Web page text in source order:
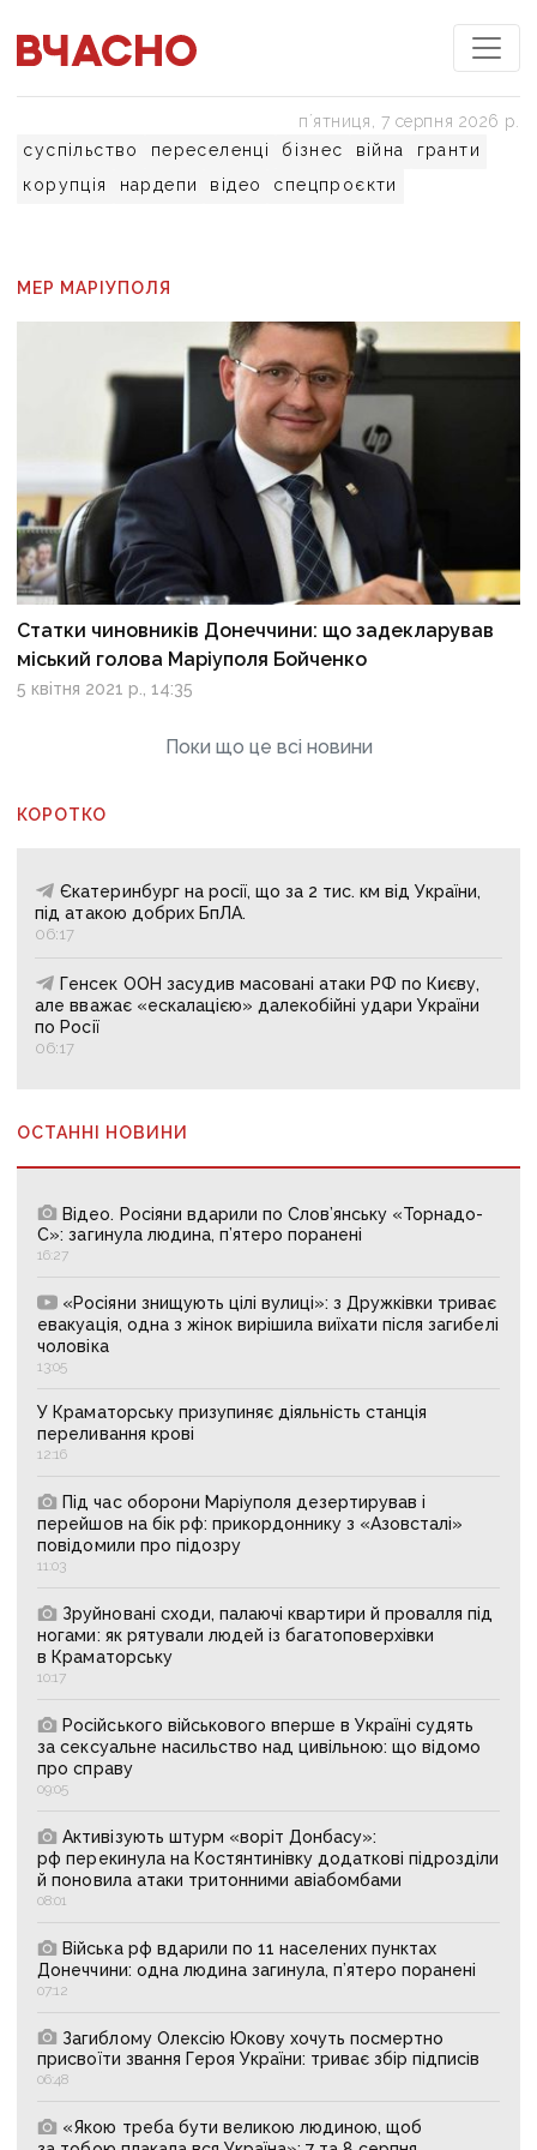
суспільство переселенці бізнес війна
гранти
корупція
нардепи відео спецпроєкти
пʼятниця, 7 серпня 2026 р.
МЕР МАРІУПОЛЯ
Статки чиновників Донеччини: що задекларував
міський голова Маріуполя Бойченко
5 квітня 2021 р., 14:35
Поки що це всі новини
КОРОТКО
Єкатеринбург на росії, що за 2 тис. км від України,
під атакою добрих БпЛА.
06:17
Генсек ООН засудив масовані атаки РФ по Києву,
але вважає «ескалацією» далекобійні удари України
по Росії
06:17
ОСТАННІ НОВИНИ
Відео. Росіяни вдарили по Слов’янську «Торнадо-
С»: загинула людина, п’ятеро поранені
16:27
«Росіяни знищують цілі вулиці»: з Дружківки триває
евакуація, одна з жінок вирішила виїхати після загибелі
чоловіка
13:05
У Краматорську призупиняє діяльність станція
переливання крові
12:16
Під час оборони Маріуполя дезертирував і
перейшов на бік рф: прикордоннику з «Азовсталі»
повідомили про підозру
11:03
Зруйновані сходи, палаючі квартири й провалля під
ногами: як рятували людей із багатоповерхівки
в Краматорську
10:17
Російського військового вперше в Україні судять
за сексуальне насильство над цивільною: що відомо
про справу
09:05
Активізують штурм «воріт Донбасу»:
рф перекинула на Костянтинівку додаткові підрозділи
й поновила атаки тритонними авіабомбами
08:01
Війська рф вдарили по 11 населених пунктах
Донеччини: одна людина загинула, п’ятеро поранені
07:12
Загиблому Олексію Юкову хочуть посмертно
присвоїти звання Героя України: триває збір підписів
06:48
«Якою треба бути великою людиною, щоб